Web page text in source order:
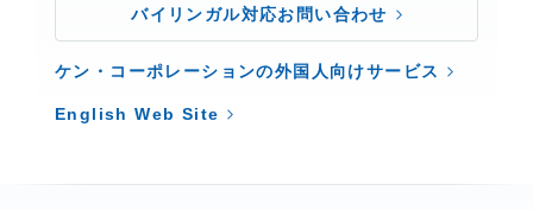
バイリンガル対応お問い合わせ
ケン・コーポレーションの外国人向けサービス
English Web Site